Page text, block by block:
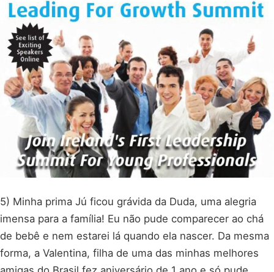
5) Minha prima Jú ficou grávida da Duda, uma alegria
imensa para a família! Eu não pude comparecer ao chá
de bebê e nem estarei lá quando ela nascer. Da mesma
forma, a Valentina, filha de uma das minhas melhores